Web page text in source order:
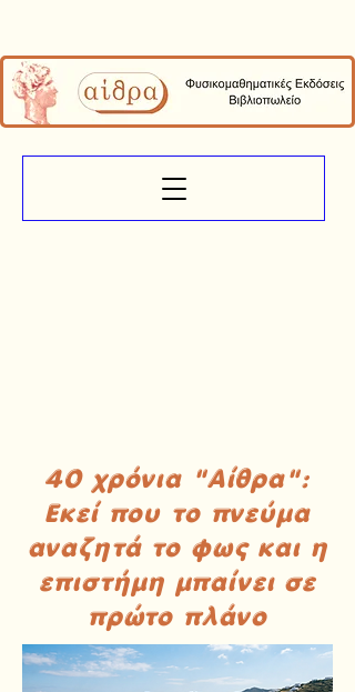
40 χρόνια "Αίθρα":
Εκεί που το πνεύμα
αναζητά το φως και η
επιστήμη μπαίνει σε
πρώτο πλάνο